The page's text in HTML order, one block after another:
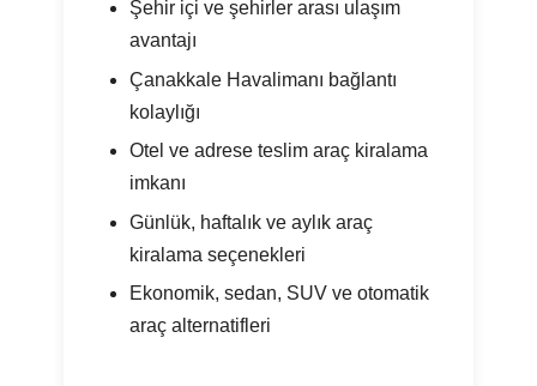
Şehir içi ve şehirler arası ulaşım
avantajı
Çanakkale Havalimanı bağlantı
kolaylığı
Otel ve adrese teslim araç kiralama
imkanı
Günlük, haftalık ve aylık araç
kiralama seçenekleri
Ekonomik, sedan, SUV ve otomatik
araç alternatifleri